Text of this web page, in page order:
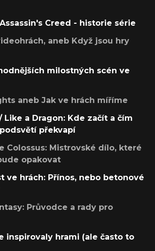
Creed - historie série
aneb Když jsou hry
milostných scén ve
aneb Jak ve hrách míříme
Like a Dragon: Kde začít a čím
překvapí
Colossus: Mistrovské dílo, které
opakovat
ve hrách: Přínos, nebo betonové
Průvodce a rady pro
inspirovaly hrami (ale často to